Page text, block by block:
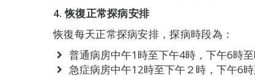
4. 恢復正常探病安排
恢復每天正常探病安排，探病時段為：
普通病房中午1時至下午4時，下午6時至
急症病房中午12時至下午２時，下午6時